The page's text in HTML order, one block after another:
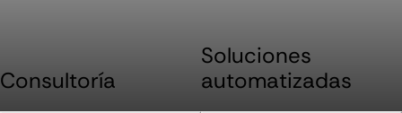
Consultoría
Soluciones
automatizadas